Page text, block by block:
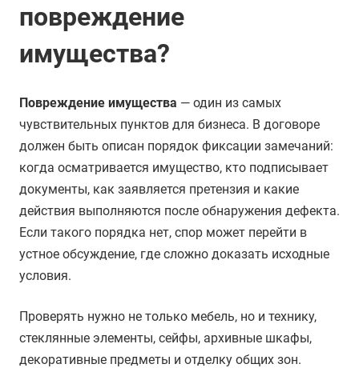
повреждение
имущества?
Повреждение имущества — один из самых
чувствительных пунктов для бизнеса. В договоре
должен быть описан порядок фиксации замечаний:
когда осматривается имущество, кто подписывает
документы, как заявляется претензия и какие
действия выполняются после обнаружения дефекта.
Если такого порядка нет, спор может перейти в
устное обсуждение, где сложно доказать исходные
условия.
Проверять нужно не только мебель, но и технику,
стеклянные элементы, сейфы, архивные шкафы,
декоративные предметы и отделку общих зон.